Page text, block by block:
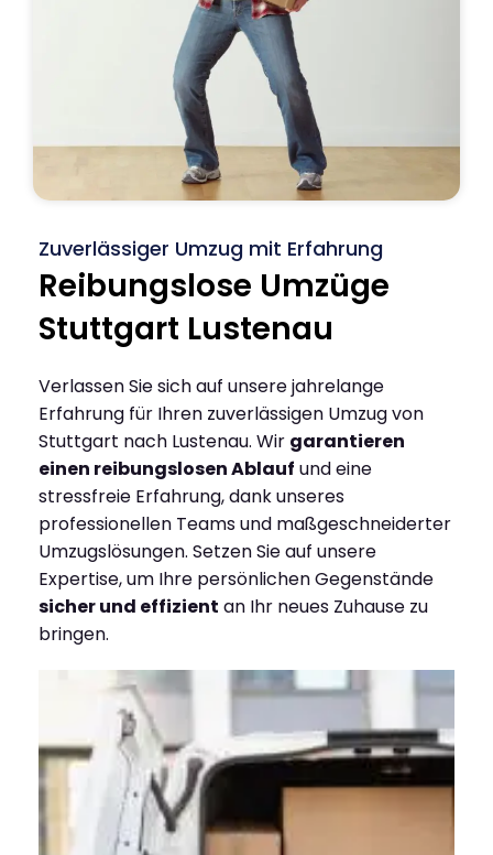
Zuverlässiger Umzug mit Erfahrung
Reibungslose Umzüge
Stuttgart Lustenau
Verlassen Sie sich auf unsere jahrelange
Erfahrung für Ihren zuverlässigen Umzug von
Stuttgart nach Lustenau. Wir garantieren
einen reibungslosen Ablauf und eine
stressfreie Erfahrung, dank unseres
professionellen Teams und maßgeschneiderter
Umzugslösungen. Setzen Sie auf unsere
Expertise, um Ihre persönlichen Gegenstände
sicher und effizient an Ihr neues Zuhause zu
bringen.